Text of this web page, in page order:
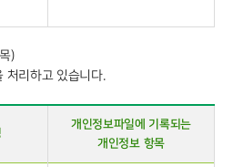
)
처리하고 있습니다.
개인정보파일에 기록되는
개인정보 항목